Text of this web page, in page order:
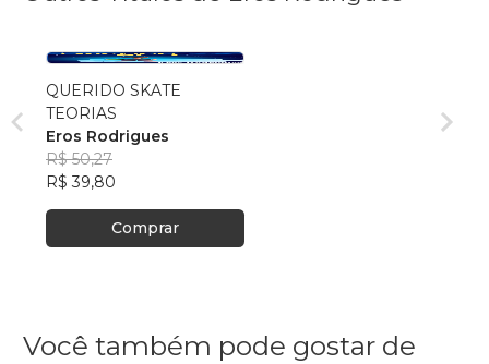
QUERIDO SKATE
TEORIAS
Eros Rodrigues
R$ 50,27
R$ 39,80
Comprar
Você também pode gostar de